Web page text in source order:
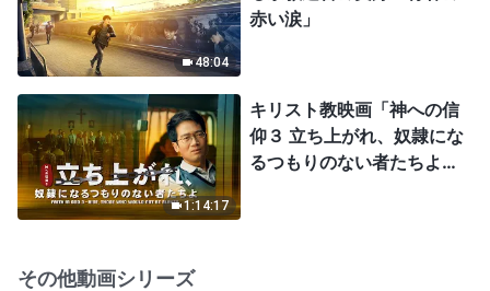
48:04
赤い涙」
1:14:17
キリスト教映画「神への信
仰３ 立ち上がれ、奴隷にな
るつもりのない者たちよ」
その他動画シリーズ